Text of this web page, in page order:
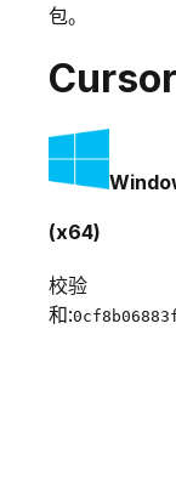
包。
Cursor
(x64)
校验
和: